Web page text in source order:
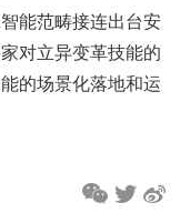
能范畴接连出台安
对立异变革技能的
的场景化落地和运